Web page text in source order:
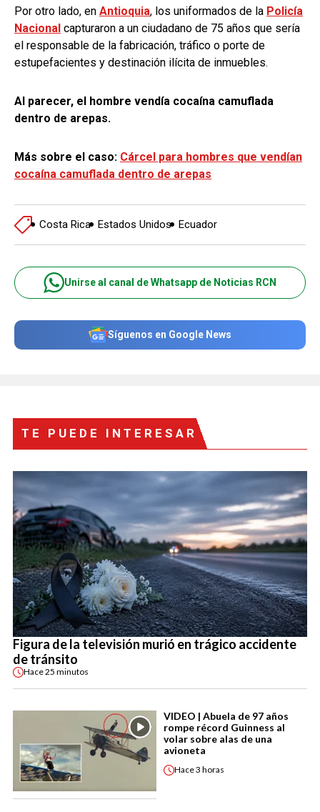
Por otro lado, en Antioquia, los uniformados de la Policía
Nacional capturaron a un ciudadano de 75 años que sería
el responsable de la fabricación, tráfico o porte de
estupefacientes y destinación ilícita de inmuebles.
Al parecer, el hombre vendía cocaína camuflada
dentro de arepas.
Más sobre el caso: Cárcel para hombres que vendían
cocaína camuflada dentro de arepas
Costa Rica Estados Unidos Ecuador
Unirse al canal de Whatsapp de Noticias RCN
Síguenos en Google News
TE PUEDE INTERESAR
Figura de la televisión murió en trágico accidente
de tránsito
Hace25 minutos
VIDEO | Abuela de 97 años
rompe récord Guinness al
volar sobre alas de una
avioneta
Hace3 horas